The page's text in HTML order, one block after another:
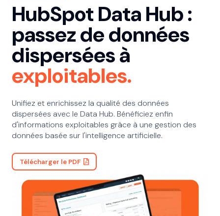
HubSpot Data Hub :
passez de données
dispersées à
exploitables.
Unifiez et enrichissez la qualité des données
dispersées avec le Data Hub. Bénéficiez enfin
d'informations exploitables grâce à une gestion des
données basée sur l'intelligence artificielle.
Télécharger le PDF